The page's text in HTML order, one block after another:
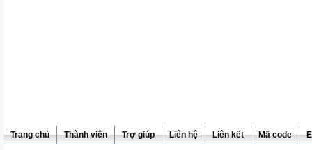
Trang chủ Thành viên Trợ giúp Liên hệ Liên kết Mã code